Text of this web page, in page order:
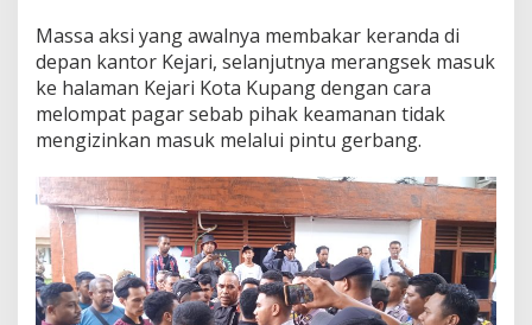
Massa aksi yang awalnya membakar keranda di
depan kantor Kejari, selanjutnya merangsek masuk
ke halaman Kejari Kota Kupang dengan cara
melompat pagar sebab pihak keamanan tidak
mengizinkan masuk melalui pintu gerbang.